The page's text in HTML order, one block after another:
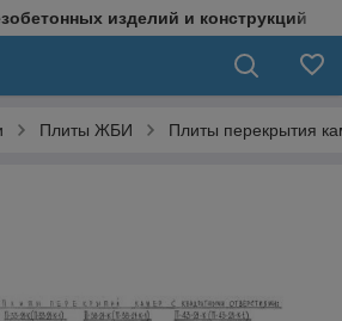
изделий и конструкций
Плиты ЖБИ Плиты перекрытия